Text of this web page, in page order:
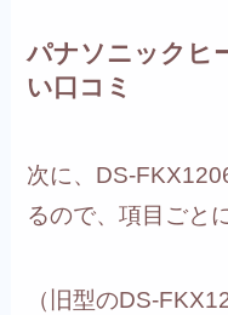
パナソニックヒ
い口コミ
次に、DS-
るので、項目ごと
（旧型のDS-